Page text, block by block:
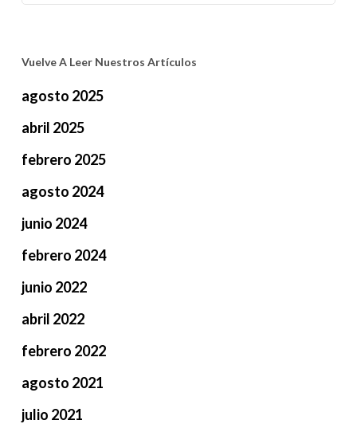
Vuelve A Leer Nuestros Artículos
agosto 2025
abril 2025
febrero 2025
agosto 2024
junio 2024
febrero 2024
junio 2022
abril 2022
febrero 2022
agosto 2021
julio 2021